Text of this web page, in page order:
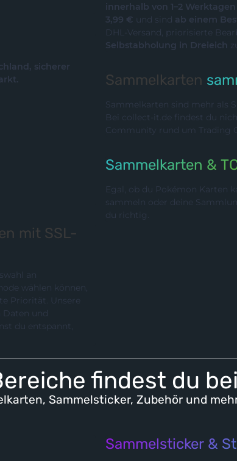
sicherer
mit SSL-
an
Unsere
Daten und
innerhalb von 1–2
3,99 € und sind ab einem
DHL-Versand, priorisierte
Selbstabholung in Dreieich
Sammelkarten
Sammelkarten sind mehr als
Bei collect-it.de findest du
Community rund um Trading
Sammelkarten &
Egal, ob du Pokémon Karten
sammeln oder deine
du richtig.
findest du
Sammelsticker, Zubehör und
Sammelsticker &